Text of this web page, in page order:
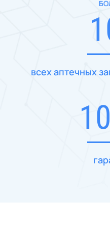
всех аптечных